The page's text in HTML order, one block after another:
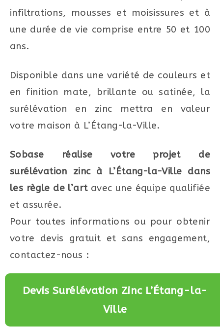
infiltrations, mousses et moisissures et à
une durée de vie comprise entre 50 et 100
ans.
Disponible dans une variété de couleurs et
en finition mate, brillante ou satinée, la
surélévation en zinc mettra en valeur
votre maison à L’Étang-la-Ville.
Sobase réalise votre projet de
surélévation zinc à L’Étang-la-Ville dans
les règle de l’artavec une équipe qualifiée
et assurée.
Pour toutes informations ou pour obtenir
votre devis gratuit et sans engagement,
contactez-nous :
Devis Surélévation Zinc L’Étang-la-
Ville